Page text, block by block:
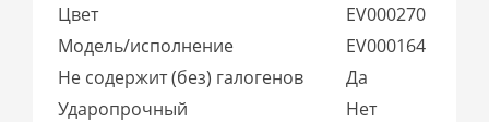
Цвет
EV000270
Модель/исполнение
EV000164
Не содержит (без) галогенов
Да
Ударопрочный
Нет